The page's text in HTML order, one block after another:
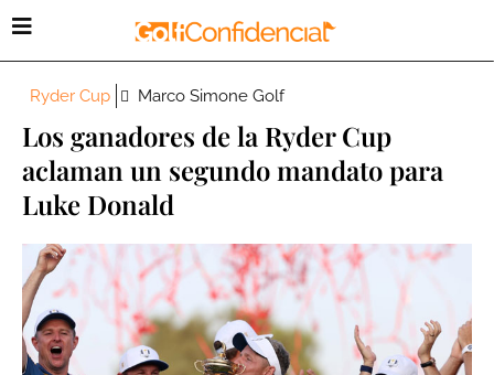
Ryder Cup Marco Simone Golf
Los ganadores de la Ryder Cup
aclaman un segundo mandato para
Luke Donald